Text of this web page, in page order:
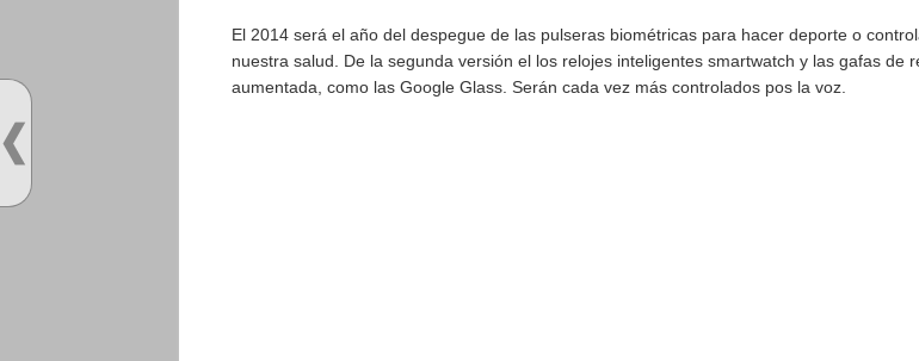
El 2014 será el año del despegue de las pulseras biométricas para hacer deporte o
nuestra salud. De la segunda versión el los relojes inteligentes smartwatch y las gafas de
aumentada, como las Google Glass. Serán cada vez más controlados pos la voz.